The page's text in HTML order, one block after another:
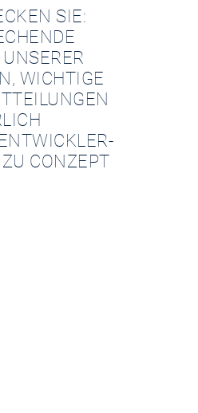
SIE:
WICHTIGE
CONZEPT